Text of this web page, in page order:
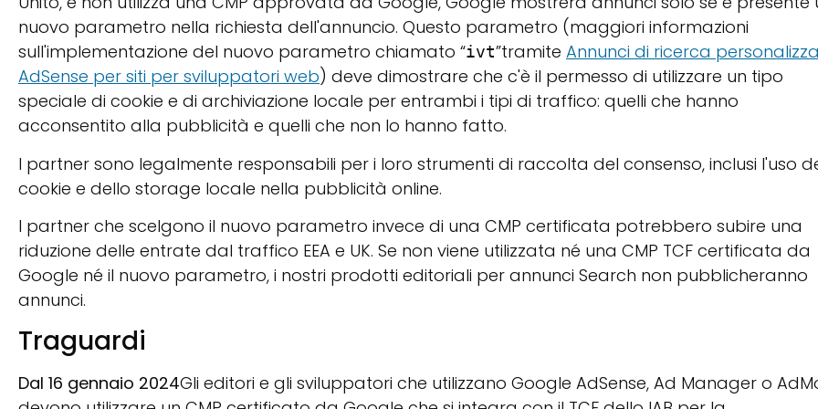
nuovo parametro nella richiesta dell'annuncio. Questo parametro (maggiori informazioni
sull'implementazione del nuovo parametro chiamato “ivt”tramite Annunci di ricerca
AdSense per siti per sviluppatori web) deve dimostrare che c'è il permesso di utilizzare un tipo
speciale di cookie e di archiviazione locale per entrambi i tipi di traffico: quelli che hanno
acconsentito alla pubblicità e quelli che non lo hanno fatto.
I partner sono legalmente responsabili per i loro strumenti di raccolta del consenso, inclusi l'uso
cookie e dello storage locale nella pubblicità online.
I partner che scelgono il nuovo parametro invece di una CMP certificata potrebbero subire una
riduzione delle entrate dal traffico EEA e UK. Se non viene utilizzata né una CMP TCF certificata da
Google né il nuovo parametro, i nostri prodotti editoriali per annunci Search non pubblicheranno
annunci.
Traguardi
Dal 16 gennaio 2024Gli editori e gli sviluppatori che utilizzano Google AdSense, Ad Manager o